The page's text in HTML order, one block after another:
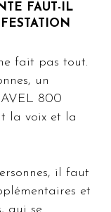
FAUT-IL
fait pas tout.
un
800
la voix et la
il faut
et